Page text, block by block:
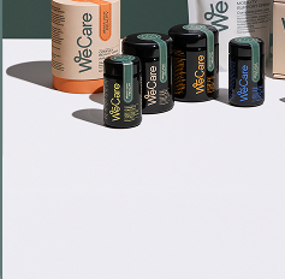
AKO ZVLÁDNUŤ
Kedy siahnuť
Vypočujte si celý